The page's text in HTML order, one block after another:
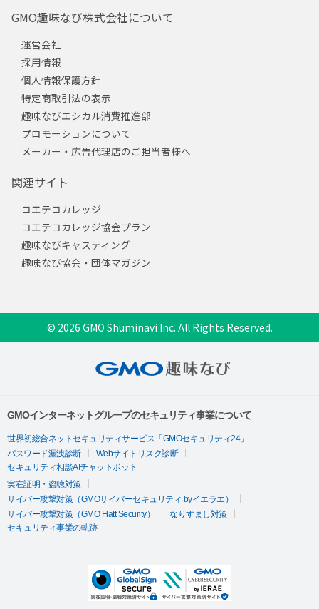
GMO趣味なび株式会社について
運営会社
採用情報
個人情報保護方針
特定商取引法の表示
趣味なびエシカル消費推進部
プロモーションについて
メーカー・広告代理店のご担当者様へ
関連サイト
コエテコカレッジ
コエテコカレッジ協会プラン
趣味なびキャスティング
趣味なび協会・団体マガジン
© 2026 GMO Shuminavi Inc. All Rights Reserved.